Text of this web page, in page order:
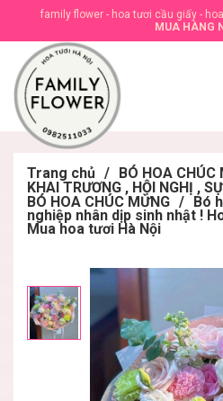
family flower - hoa tươi cầu giấy -
MUA HÀNG
Trang chủ / BÓ HOA CHÚC
KHAI TRƯƠNG , HỘI NGHỊ ,
BÓ HOA CHÚC MỪNG / Bó
nghiệp nhân dịp sinh nhật !
Mua hoa tươi Hà Nội